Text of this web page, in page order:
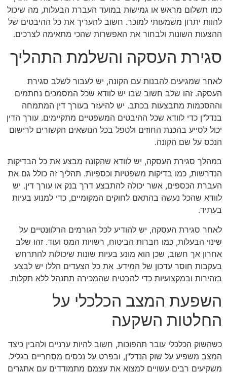
כמו תשלום מראש או גמישות במועד העברת הבעלות, מה שיכול
להוות יתרון משמעותי למוכר. חשוב להעריך את כל ההיבטים של
ההצעות השונות ולבחור את האפשרות שהכי מתאימה לצרכים.
סגירת העסקה והשלמת התהליך
לאחר שמגיעים להבנות עם הקונה, יש לעבור לשלב סגירת
העסקה. זהו שלב חשוב שבו יש לוודא שכל המסמכים נחתמים
וההסכמות מתבצעות בכתב. יש להיעזר בעורך דין המתמחה
בנדל"ן כדי לוודא שכל ההיבטים המשפטיים מתקיימים. עורך הדין
יכול לסייע בהכנת החוזים ולטפל בכל הנושאים הקשורים לרישום
הנכס על שם הקונה.
במהלך סגירת העסקה, יש לוודא שהקונה מבצע את כל הבדיקות
הנדרשות, כמו בדיקות משפטיות וכספיות. תהליך זה כולל גם את
העברת הכספים, אשר יכולה להתבצע דרך בנק או עורך דין. יש
לוודא שהכל נעשה בהתאם לחוקים המקומיים, כדי למנוע בעיות
בעתיד.
לאחר סגירת העסקה, יש להודיע לכל הגורמים הרלוונטיים על
שינוי הבעלות, כמו חברות הביטוח, רשויות המס ועוד. זהו שלב
אחרון אך חשוב, שכן הוא מונע בעיות שונות שיכולות להתרחש
בעקבות חוסר עדכון של המידע. את כל הצעדים הללו יש לבצע
בזהירות ובמקצועיות כדי להבטיח שהמכירה תתנהל ללא תקלות.
השפעת המצב הכלכלי על
החלטות השקעה
כשהשוק הכלכלי עובר תהפוכות, חשוב להיות ערניים ולהבין כיצד
המצב משפיע על שוק הנדל"ן, ובפרט על נכסים מסחריים בגליל.
משקיעים רבים עשויים למצוא את עצמם מתמודדים עם אתגרים